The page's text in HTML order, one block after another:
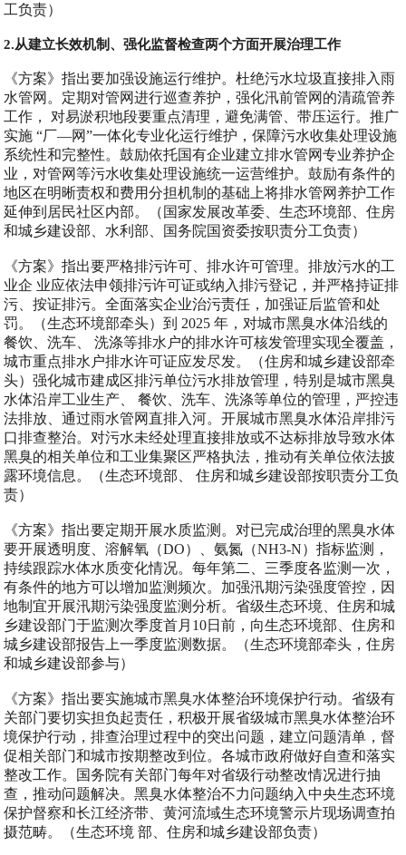
工负责）
2.从建立长效机制、强化监督检查两个方面开展治理工作
《方案》指出要加强设施运行维护。杜绝污水垃圾直接排入雨
水管网。定期对管网进行巡查养护，强化汛前管网的清疏管养
工作， 对易淤积地段要重点清理，避免满管、带压运行。推广
实施 “厂—网”一体化专业化运行维护，保障污水收集处理设施
系统性和完整性。鼓励依托国有企业建立排水管网专业养护企
业，对管网等污水收集处理设施统一运营维护。鼓励有条件的
地区在明晰责权和费用分担机制的基础上将排水管网养护工作
延伸到居民社区内部。（国家发展改革委、生态环境部、住房
和城乡建设部、水利部、国务院国资委按职责分工负责）
《方案》指出要严格排污许可、排水许可管理。排放污水的工
业企 业应依法申领排污许可证或纳入排污登记，并严格持证排
污、按证排污。全面落实企业治污责任，加强证后监管和处
罚。（生态环境部牵头）到 2025 年，对城市黑臭水体沿线的
餐饮、洗车、 洗涤等排水户的排水许可核发管理实现全覆盖，
城市重点排水户排水许可证应发尽发。（住房和城乡建设部牵
头）强化城市建成区排污单位污水排放管理，特别是城市黑臭
水体沿岸工业生产、 餐饮、洗车、洗涤等单位的管理，严控违
法排放、通过雨水管网直排入河。开展城市黑臭水体沿岸排污
口排查整治。对污水未经处理直接排放或不达标排放导致水体
黑臭的相关单位和工业集聚区严格执法，推动有关单位依法披
露环境信息。（生态环境部、 住房和城乡建设部按职责分工负
责）
《方案》指出要定期开展水质监测。对已完成治理的黑臭水体
要开展透明度、溶解氧（DO）、氨氮（NH3-N）指标监测，
持续跟踪水体水质变化情况。每年第二、三季度各监测一次，
有条件的地方可以增加监测频次。加强汛期污染强度管控，因
地制宜开展汛期污染强度监测分析。省级生态环境、住房和城
乡建设部门于监测次季度首月10日前，向生态环境部、住房和
城乡建设部报告上一季度监测数据。（生态环境部牵头，住房
和城乡建设部参与）
《方案》指出要实施城市黑臭水体整治环境保护行动。省级有
关部门要切实担负起责任，积极开展省级城市黑臭水体整治环
境保护行动，排查治理过程中的突出问题，建立问题清单，督
促相关部门和城市按期整改到位。各城市政府做好自查和落实
整改工作。国务院有关部门每年对省级行动整改情况进行抽
查，推动问题解决。黑臭水体整治不力问题纳入中央生态环境
保护督察和长江经济带、黄河流域生态环境警示片现场调查拍
摄范畴。（生态环境 部、住房和城乡建设部负责）